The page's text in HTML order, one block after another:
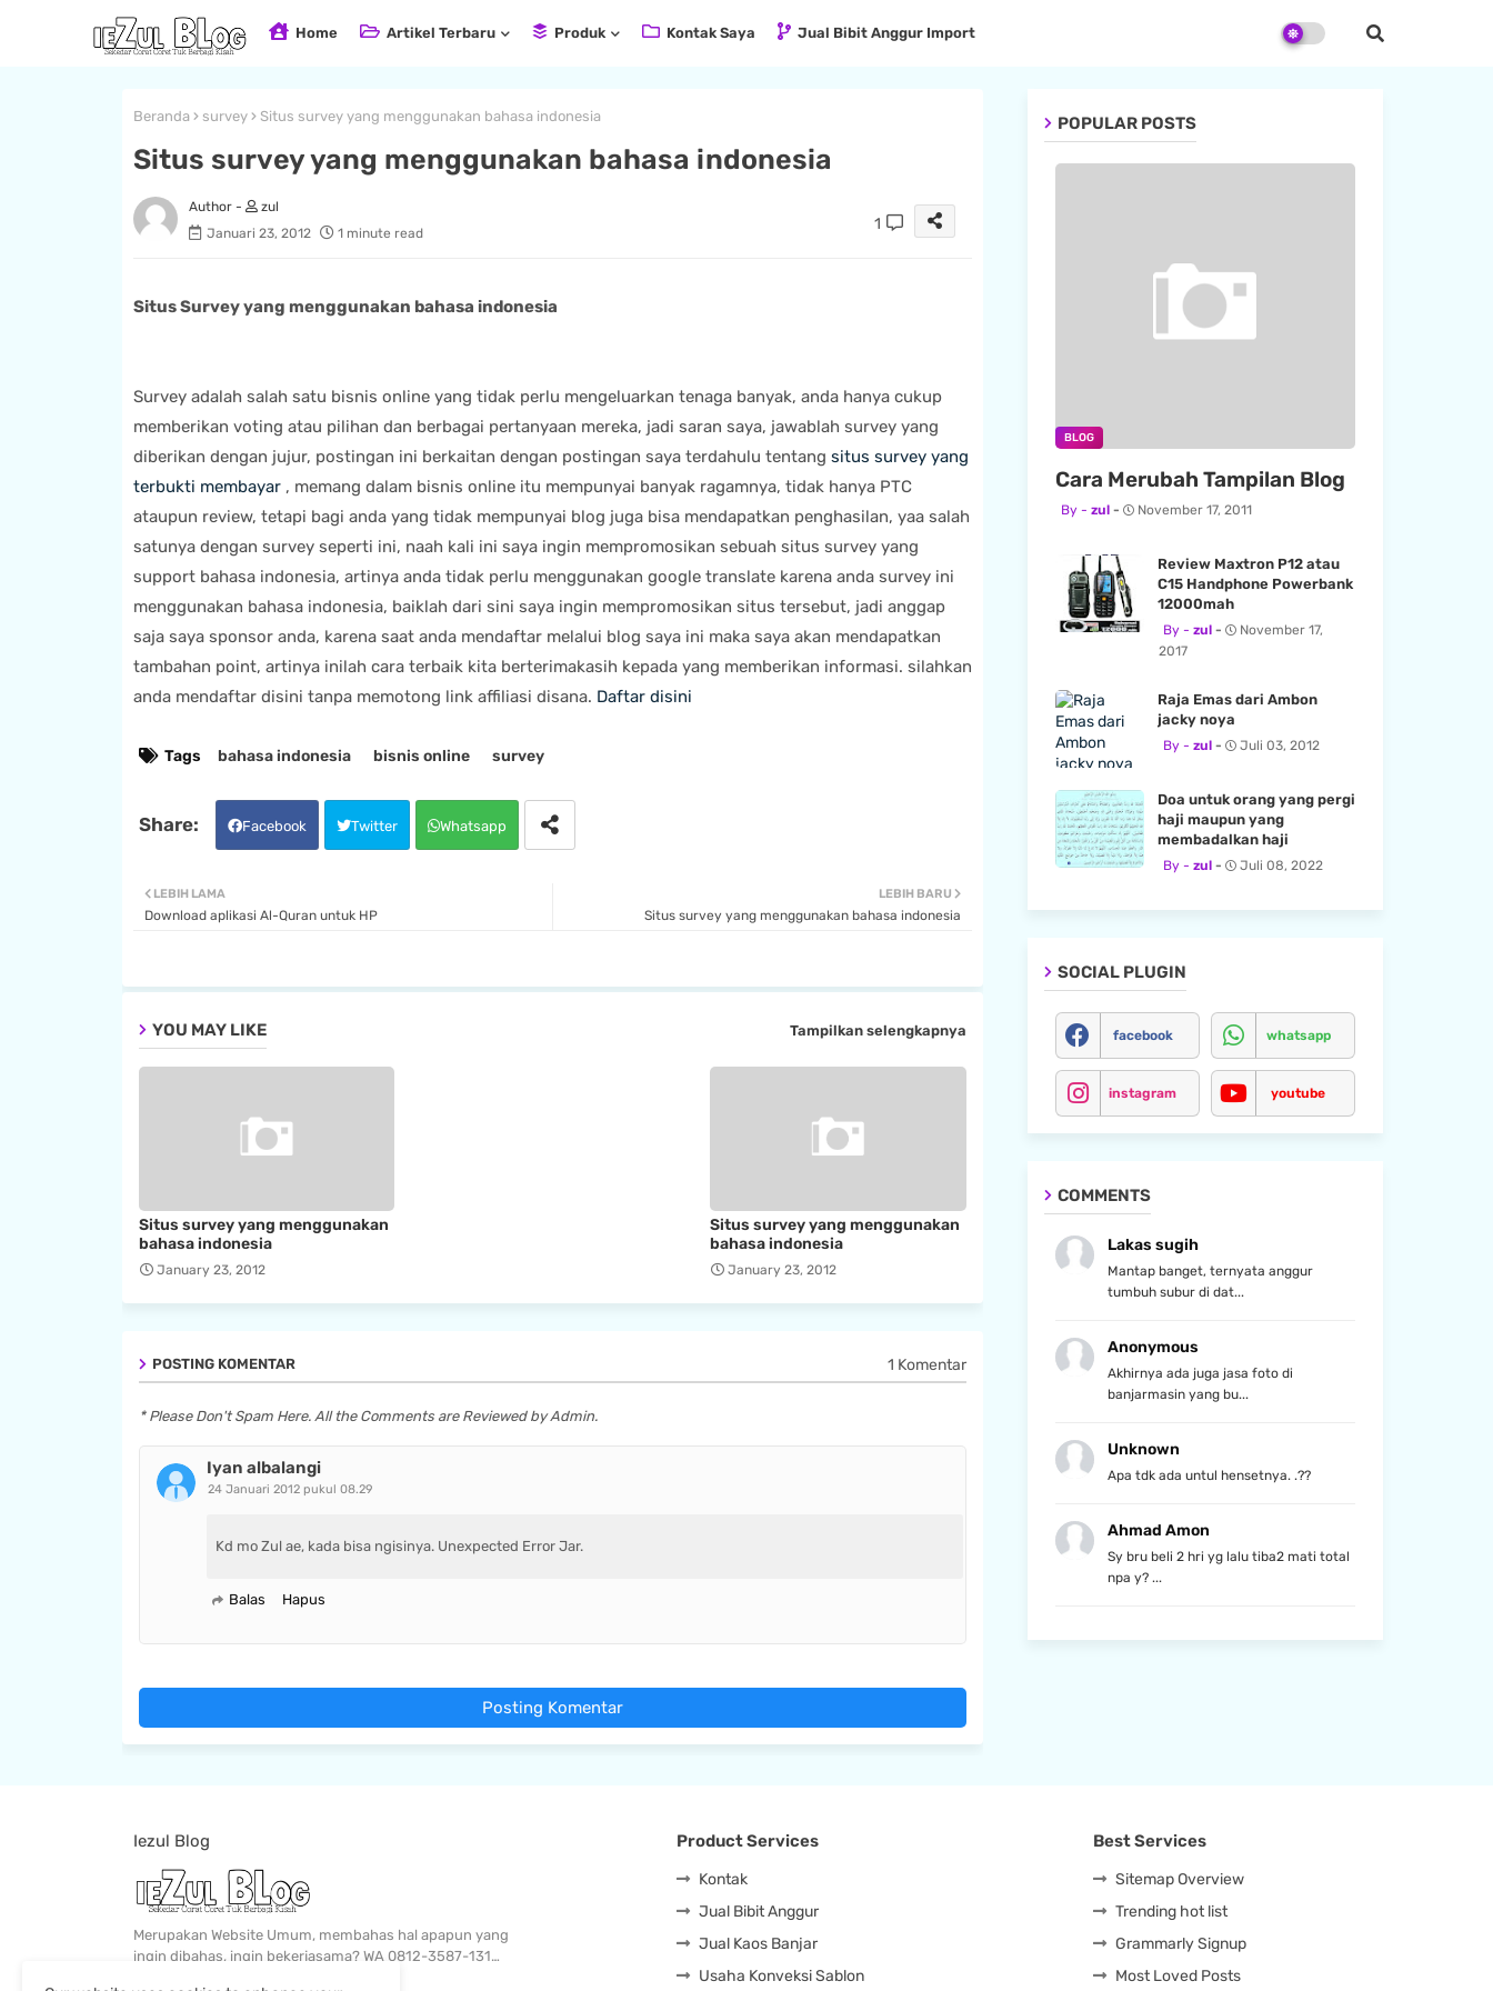
Home Artikel Terbaru Produk Kontak Saya Jual Bibit Anggur Import
Beranda survey Situs survey yang menggunakan bahasa indonesia
Situs survey yang menggunakan bahasa indonesia
zul
Januari 23, 2012
1 minute read
1
Situs Survey yang menggunakan bahasa indonesia
Survey adalah salah satu bisnis online yang tidak perlu mengeluarkan tenaga banyak, anda hanya cukup
memberikan voting atau pilihan dan berbagai pertanyaan mereka, jadi saran saya, jawablah survey yang
diberikan dengan jujur, postingan ini berkaitan dengan postingan saya terdahulu tentang situs survey yang
terbukti membayar , memang dalam bisnis online itu mempunyai banyak ragamnya, tidak hanya PTC
ataupun review, tetapi bagi anda yang tidak mempunyai blog juga bisa mendapatkan penghasilan, yaa salah
satunya dengan survey seperti ini, naah kali ini saya ingin mempromosikan sebuah situs survey yang
support bahasa indonesia, artinya anda tidak perlu menggunakan google translate karena anda survey ini
menggunakan bahasa indonesia, baiklah dari sini saya ingin mempromosikan situs tersebut, jadi anggap
saja saya sponsor anda, karena saat anda mendaftar melalui blog saya ini maka saya akan mendapatkan
tambahan point, artinya inilah cara terbaik kita berterimakasih kepada yang memberikan informasi. silahkan
anda mendaftar disini tanpa memotong link affiliasi disana. Daftar disini
Tags bahasa indonesia bisnis online survey
Facebook Twitter Whatsapp
LEBIH BARU
Situs survey yang menggunakan bahasa indonesia
LEBIH LAMA
Download aplikasi Al-Quran untuk HP
YOU MAY LIKE Tampilkan selengkapnya
Situs survey yang menggunakan
bahasa indonesia
January 23, 2012
Situs survey yang menggunakan
bahasa indonesia
January 23, 2012
POSTING KOMENTAR 1 Komentar
* Please Don't Spam Here. All the Comments are Reviewed by Admin.
Iyan albalangi
24 Januari 2012 pukul 08.29
Kd mo Zul ae, kada bisa ngisinya. Unexpected Error Jar.
Balas Hapus
Posting Komentar
POPULAR POSTS
BLOG
Cara Merubah Tampilan Blog
zul November 17, 2011
Review Maxtron P12 atau
C15 Handphone Powerbank
12000mah
zul
November 17,
2017
Raja Emas dari Ambon
jacky noya
zul Juli 03, 2012
Doa untuk orang yang pergi
haji maupun yang
membadalkan haji
zul Juli 08, 2022
SOCIAL PLUGIN
facebook whatsapp
instagram youtube
COMMENTS
Lakas sugih
Mantap banget, ternyata anggur
tumbuh subur di dat...
Anonymous
Akhirnya ada juga jasa foto di
banjarmasin yang bu...
Unknown
Apa tdk ada untul hensetnya. .??
Ahmad Amon
Sy bru beli 2 hri yg lalu tiba2 mati total
npa y? ...
Iezul Blog
Merupakan Website Umum, membahas hal apapun yang
ingin dibahas, ingin bekerjasama? WA 0812-3587-131…
Product Services
Kontak
Jual Bibit Anggur
Jual Kaos Banjar
Usaha Konveksi Sablon
Best Services
Sitemap Overview
Trending hot list
Grammarly Signup
Most Loved Posts